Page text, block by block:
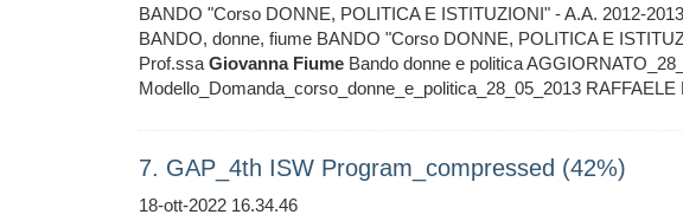
BANDO "Corso DONNE, POLITICA E ISTITUZIONI" - A.A. 2012-
BANDO, donne, fiume BANDO "Corso DONNE, POLITICA E
Prof.ssa Giovanna Fiume Bando donne e politica
Modello_Domanda_corso_donne_e_politica_28_05_2013
7. GAP_4th ISW Program_compressed (42%)
18-ott-2022 16.34.46